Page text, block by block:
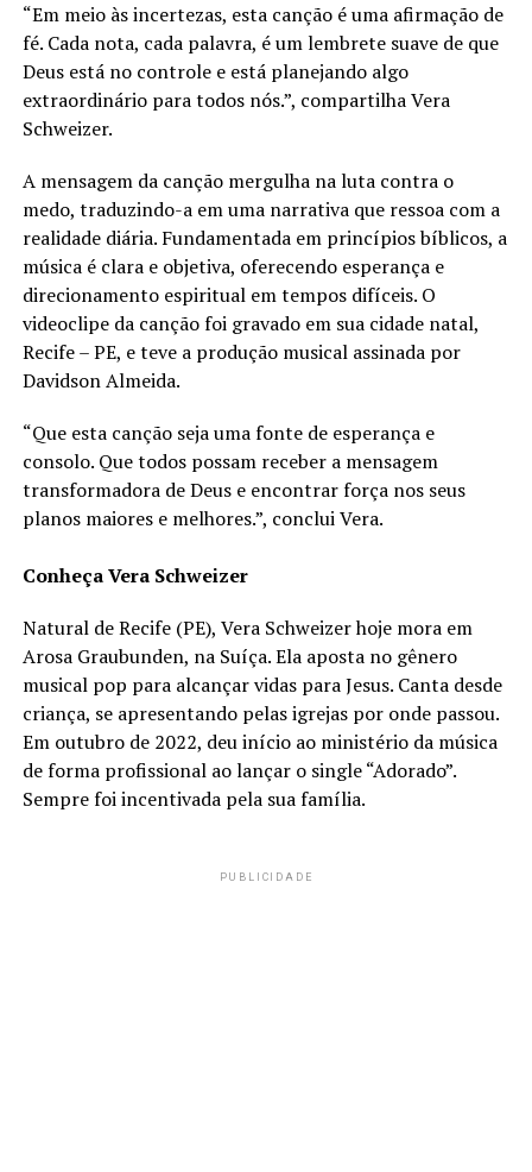
“Em meio às incertezas, esta canção é uma afirmação de
fé. Cada nota, cada palavra, é um lembrete suave de que
Deus está no controle e está planejando algo
extraordinário para todos nós.”, compartilha Vera
Schweizer.
A mensagem da canção mergulha na luta contra o
medo, traduzindo-a em uma narrativa que ressoa com a
realidade diária. Fundamentada em princípios bíblicos, a
música é clara e objetiva, oferecendo esperança e
direcionamento espiritual em tempos difíceis. O
videoclipe da canção foi gravado em sua cidade natal,
Recife – PE, e teve a produção musical assinada por
Davidson Almeida.
“Que esta canção seja uma fonte de esperança e
consolo. Que todos possam receber a mensagem
transformadora de Deus e encontrar força nos seus
planos maiores e melhores.”, conclui Vera.
Conheça Vera Schweizer
Natural de Recife (PE), Vera Schweizer hoje mora em
Arosa Graubunden, na Suíça. Ela aposta no gênero
musical pop para alcançar vidas para Jesus. Canta desde
criança, se apresentando pelas igrejas por onde passou.
Em outubro de 2022, deu início ao ministério da música
de forma profissional ao lançar o single “Adorado”.
Sempre foi incentivada pela sua família.
PUBLICIDADE